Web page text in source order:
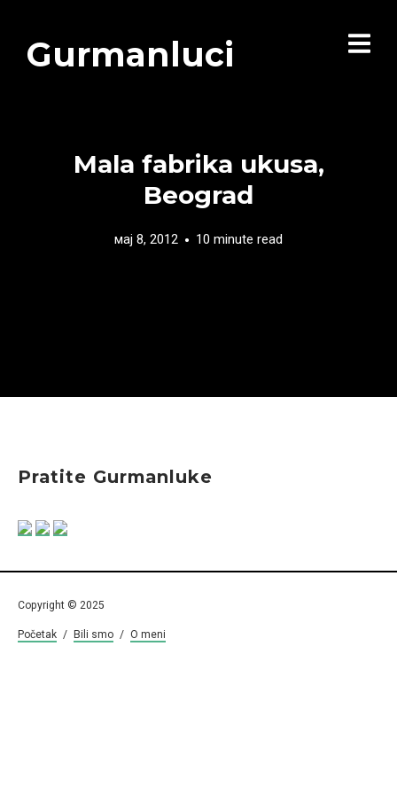
Gurmanluci
Mala fabrika ukusa,
Beograd
мај 8, 2012 10 minute read
Pratite Gurmanluke
Copyright © 2025
Početak / Bili smo / O meni